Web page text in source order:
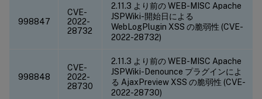
998847
CVE-
2022-
28732
2.11.3 より前の WEB-MISC Apache
JSPWiki-開始日による
WebLogPlugin XSS の脆弱性 (CVE-
2022-28732)
998848
CVE-
2022-
28730
2.11.3 より前の WEB-MISC Apache
JSPWiki-Denounce プラグインによ
る AjaxPreview XSS の脆弱性 (CVE-
2022-28730)